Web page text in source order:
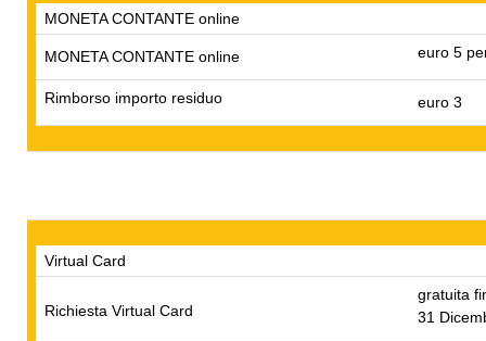
MONETA CONTANTE online
MONETA CONTANTE online euro 5
Rimborso importo residuo euro 3
Virtual Card
Richiesta Virtual Card
gratuita
31